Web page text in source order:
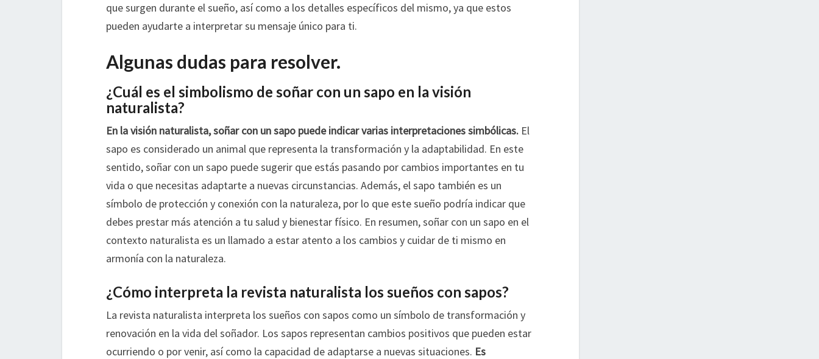
que surgen durante el sueño, así como a los detalles específicos del mismo, ya que estos
pueden ayudarte a interpretar su mensaje único para ti.
Algunas dudas para resolver.
¿Cuál es el simbolismo de soñar con un sapo en la visión
naturalista?
En la visión naturalista, soñar con un sapo puede indicar varias interpretaciones simbólicas. El
sapo es considerado un animal que representa la transformación y la adaptabilidad. En este
sentido, soñar con un sapo puede sugerir que estás pasando por cambios importantes en tu
vida o que necesitas adaptarte a nuevas circunstancias. Además, el sapo también es un
símbolo de protección y conexión con la naturaleza, por lo que este sueño podría indicar que
debes prestar más atención a tu salud y bienestar físico. En resumen, soñar con un sapo en el
contexto naturalista es un llamado a estar atento a los cambios y cuidar de ti mismo en
armonía con la naturaleza.
¿Cómo interpreta la revista naturalista los sueños con sapos?
La revista naturalista interpreta los sueños con sapos como un símbolo de transformación y
renovación en la vida del soñador. Los sapos representan cambios positivos que pueden estar
ocurriendo o por venir, así como la capacidad de adaptarse a nuevas situaciones. Es